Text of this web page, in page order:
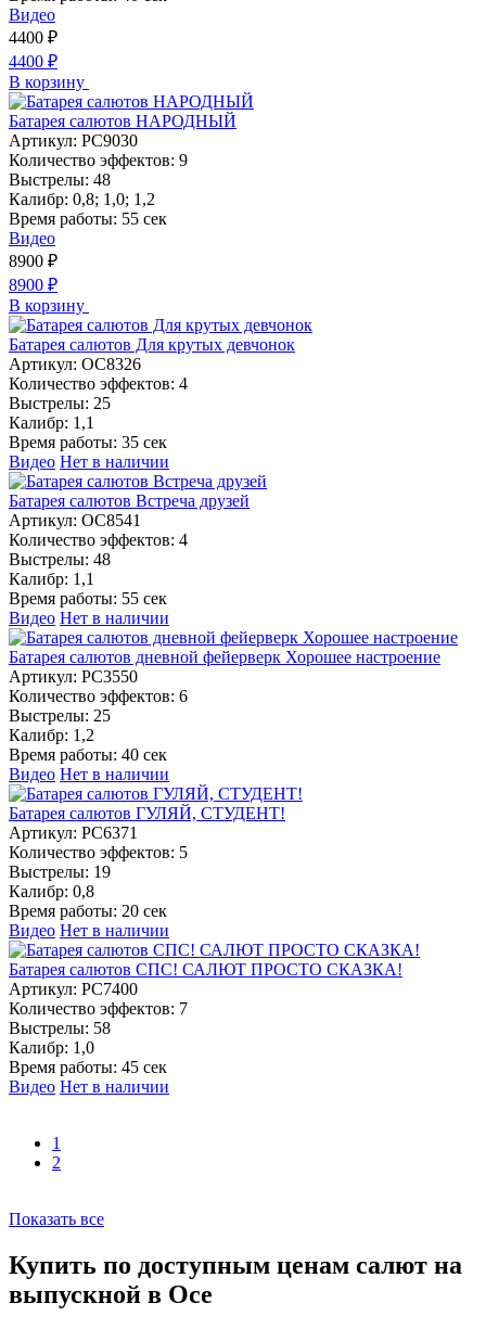
Видео
4400 ₽
4400 ₽
В корзину
Батарея салютов НАРОДНЫЙ
Артикул: РС9030
Количество эффектов: 9
Выстрелы: 48
Калибр: 0,8; 1,0; 1,2
Время работы: 55 сек
Видео
8900 ₽
8900 ₽
В корзину
Батарея салютов Для крутых девчонок
Артикул: ОС8326
Количество эффектов: 4
Выстрелы: 25
Калибр: 1,1
Время работы: 35 сек
Видео Нет в наличии
Батарея салютов Встреча друзей
Артикул: ОС8541
Количество эффектов: 4
Выстрелы: 48
Калибр: 1,1
Время работы: 55 сек
Видео Нет в наличии
Батарея салютов дневной фейерверк Хорошее настроение
Артикул: РС3550
Количество эффектов: 6
Выстрелы: 25
Калибр: 1,2
Время работы: 40 сек
Видео Нет в наличии
Батарея салютов ГУЛЯЙ, СТУДЕНТ!
Артикул: РС6371
Количество эффектов: 5
Выстрелы: 19
Калибр: 0,8
Время работы: 20 сек
Видео Нет в наличии
Батарея салютов СПС! САЛЮТ ПРОСТО СКАЗКА!
Артикул: РС7400
Количество эффектов: 7
Выстрелы: 58
Калибр: 1,0
Время работы: 45 сек
Видео Нет в наличии
1
2
Показать все
Купить по доступным ценам салют на
выпускной в Осе